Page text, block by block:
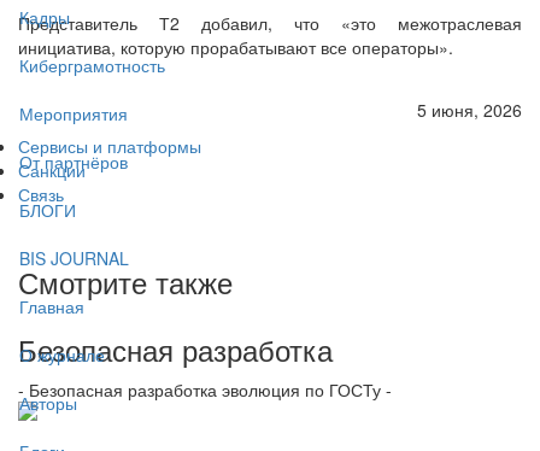
Кадры
Киберграмотность
Мероприятия
От партнёров
БЛОГИ
BIS JOURNAL
Главная
О журнале
Авторы
Представитель Т2 добавил, что «это межотраслевая
инициатива, которую прорабатывают все операторы».
5 июня, 2026
Сервисы и платформы
Санкции
Связь
Смотрите также
Безопасная разработка
- Безопасная разработка эволюция по ГОСТу -